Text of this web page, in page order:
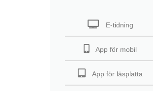
E-tidning
App för mobil
App för läsplatta